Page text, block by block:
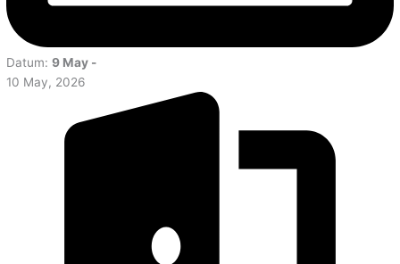
Datum:9 May -
10 May, 2026